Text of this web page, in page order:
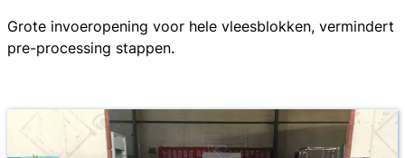
Grote invoeropening voor hele vleesblokken, vermindert
pre-processing stappen.